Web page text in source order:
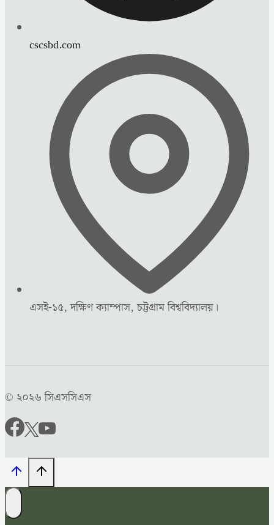
cscsbd.com
এসই-১৫, দক্ষিণ ক্যাম্পাস, চট্টগ্রাম বিশ্ববিদ্যালয়।
© ২০২৬ সিএসসিএস